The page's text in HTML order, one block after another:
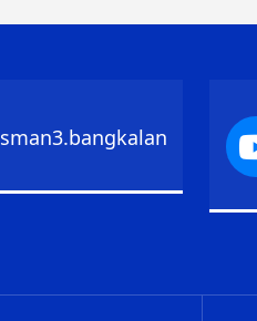
sman3.bangkalan